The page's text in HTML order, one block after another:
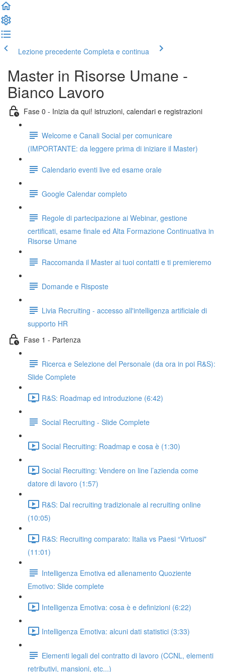
Lezione precedente Completa e continua
Master in Risorse Umane -
Bianco Lavoro
Fase 0 - Inizia da qui! istruzioni, calendari e registrazioni
Welcome e Canali Social per comunicare
(IMPORTANTE: da leggere prima di iniziare il Master)
Calendario eventi live ed esame orale
Google Calendar completo
Regole di partecipazione ai Webinar, gestione
certificati, esame finale ed Alta Formazione Continuativa in
Risorse Umane
Raccomanda il Master ai tuoi contatti e ti premieremo
Domande e Risposte
Livia Recruiting - accesso all'intelligenza artificiale di
supporto HR
Fase 1 - Partenza
Ricerca e Selezione del Personale (da ora in poi R&S):
Slide Complete
R&S: Roadmap ed introduzione (6:42)
Social Recruiting - Slide Complete
Social Recruiting: Roadmap e cosa è (1:30)
Social Recruiting: Vendere on line l’azienda come
datore di lavoro (1:57)
R&S: Dal recruiting tradizionale al recruiting online
(10:05)
R&S: Recruiting comparato: Italia vs Paesi “Virtuosi"
(11:01)
Intelligenza Emotiva ed allenamento Quoziente
Emotivo: Slide complete
Intelligenza Emotiva: cosa è e definizioni (6:22)
Intelligenza Emotiva: alcuni dati statistici (3:33)
Elementi legali del contratto di lavoro (CCNL, elementi
retributivi, mansioni, etc...)